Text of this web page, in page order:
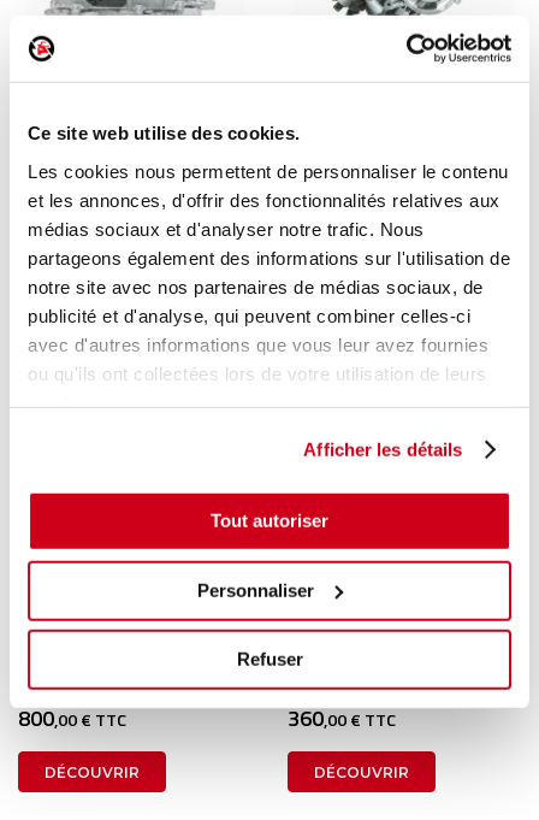
Ce site web utilise des cookies.
Les cookies nous permettent de personnaliser le contenu
et les annonces, d'offrir des fonctionnalités relatives aux
médias sociaux et d'analyser notre trafic. Nous
partageons également des informations sur l'utilisation de
notre site avec nos partenaires de médias sociaux, de
publicité et d'analyse, qui peuvent combiner celles-ci
avec d'autres informations que vous leur avez fournies
ou qu'ils ont collectées lors de votre utilisation de leurs
Afficher les détails
Tout autoriser
Personnaliser
Refuser
1 en stock
TOYOTA YARIS 3 2015
900,00 € TTC
DÉCOUVRIR
1 en stock
DS DS7 CROSSBACK 2022
2 900,00 € TTC
DÉCOUVRIR
Onduleur convertisseur
TOYOTA YARIS 4 2023
800,00 € TTC
DÉCOUVRIR
Onduleur
TESLA MODEL X 2017
360,00 € TTC
DÉCOUVRIR